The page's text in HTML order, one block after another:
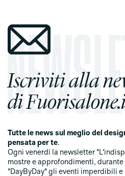
Iscriviti alla
di
Tutte le news sul meglio del
pensata per te.
Ogni venerdi la newsletter
mostre e approfondimenti,
"DayByDay" gli eventi imperdibili